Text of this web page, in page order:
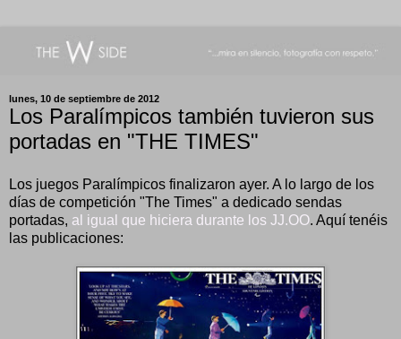
lunes, 10 de septiembre de 2012
Los Paralímpicos también tuvieron sus
portadas en "THE TIMES"
Los juegos Paralímpicos finalizaron ayer. A lo largo de los
días de competición "The Times" a dedicado sendas
portadas, al igual que hiciera durante los JJ.OO. Aquí tenéis
las publicaciones: